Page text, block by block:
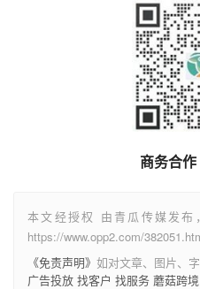
商务合
本文经授权 由青瓜传媒发布
https://www.opp2.com/
《免责声明》 如对文章、图片、
广告投放 找客户 找服务 蘑菇跨境